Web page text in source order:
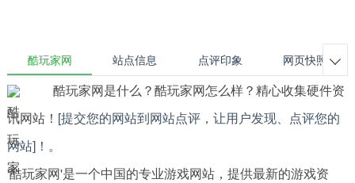
酷玩家网 站点信息 点评印象 网页快照 
酷玩家网是什么？酷玩家网怎么样？精心收集硬件资
讯网站！ [提交您的网站到网站点评，让用户发现、点评您的
网站]！ 。
'酷玩家网'是一个中国的专业游戏网站，提供最新的游戏资